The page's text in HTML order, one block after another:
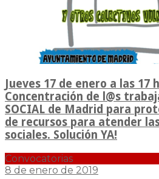
Jueves 17 de enero a las 17
Concentración de l@s
SOCIAL de Madrid para
de recursos para atender
sociales. Solución YA!
Convocatorias
8 de enero de 2019